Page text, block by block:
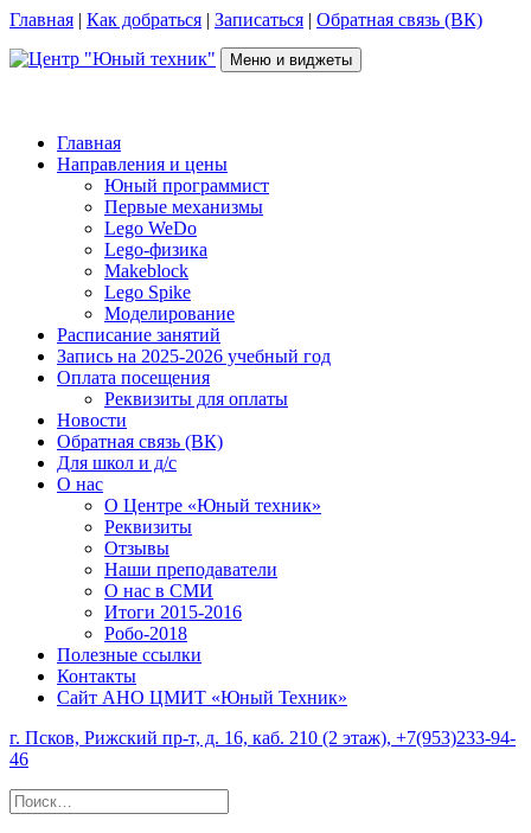
Перейти
содержимому
Главная | Как добраться | Записаться | Обратная связь (ВК)
Меню и виджеты
Главная
Направления и цены
Юный программист
Первые механизмы
Lego WeDo
Lego-физика
Makeblock
Lego Spike
Моделирование
Расписание занятий
Запись на 2025-2026 учебный год
Оплата посещения
Реквизиты для оплаты
Новости
Обратная связь (ВК)
Для школ и д/с
О нас
О Центре «Юный техник»
Реквизиты
Отзывы
Наши преподаватели
О нас в СМИ
Итоги 2015-2016
Робо-2018
Полезные ссылки
Контакты
Сайт АНО ЦМИТ «Юный Техник»
г. Псков, Рижский пр-т, д. 16, каб. 210 (2 этаж), +7(953)233-94-
46
Найти: